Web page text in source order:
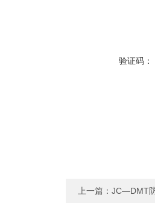
验证码：
上一篇： JC—DMT